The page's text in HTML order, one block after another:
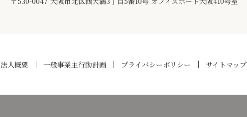
法人概要 一般事業主行動計画 プライバシーポリシー サイトマップ